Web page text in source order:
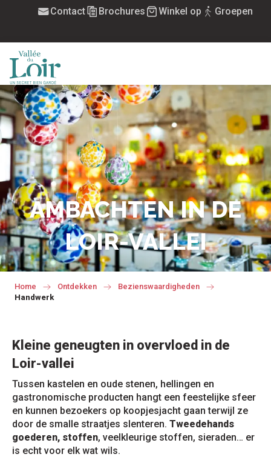
principal
Contact Brochures Winkel op Groepen
AMBACHTEN IN DE
LOIR-VALLEI
Home Ontdekken
Bezienswaardigheden
Handwerk
Kleine geneugten in overvloed in de
Loir-vallei
Tussen kastelen en oude stenen, hellingen en
gastronomische producten hangt een feestelijke sfeer
en kunnen bezoekers op koopjesjacht gaan terwijl ze
door de smalle straatjes slenteren. Tweedehands
goederen, stoffen, veelkleurige stoffen, sieraden… er
is echt voor elk wat wils.